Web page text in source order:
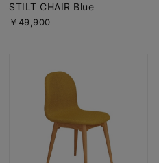
STILT CHAIR Blue
￥49,900